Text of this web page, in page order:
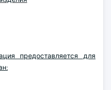
предоставляется для